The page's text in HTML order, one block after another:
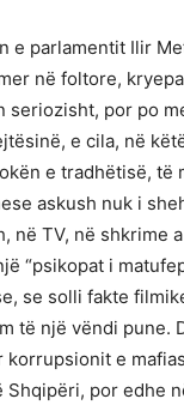
parlamentit Ilir
në foltore,
seriozisht, por po
e cila, në
e tradhëtisë, të
askush nuk i
TV, në shkrime
“psikopat i
se solli fakte
të një vëndi pune.
e
por edhe